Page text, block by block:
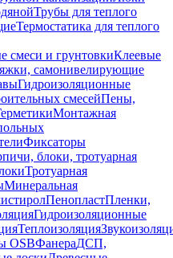
Трубы для теплого
Термостатика для теплого
смеси и грунтовкиКлеевые
самонивелирующие
Гидроизоляционные
смесейПены,
Монтажная
Фиксаторы
блоки, тротуарная
Тротуарная
Минеральная
ПенопластПленки,
Гидроизоляционные
Теплоизоляция
OSBФанераДСП,